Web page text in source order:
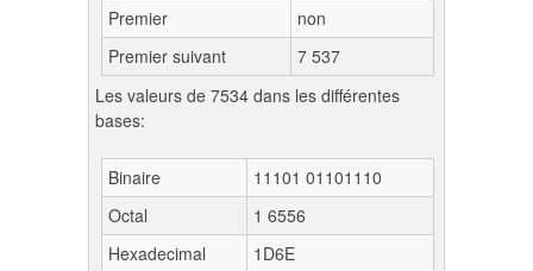
Premier
non
Premier suivant
7 537
Les valeurs de 7534 dans les différentes
bases:
Binaire
11101 01101110
Octal
1 6556
Hexadecimal
1D6E